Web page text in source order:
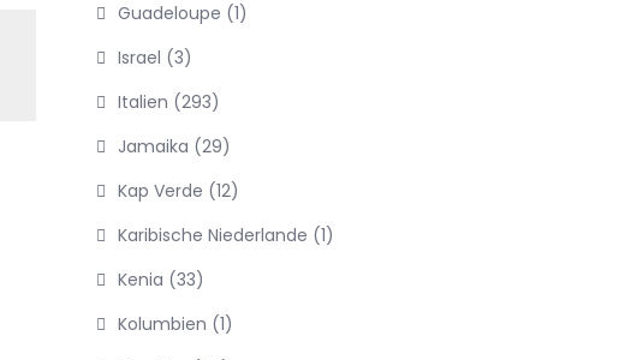
Guadeloupe (1)
Israel (3)
Italien (293)
Jamaika (29)
Kap Verde (12)
Karibische Niederlande (1)
Kenia (33)
Kolumbien (1)